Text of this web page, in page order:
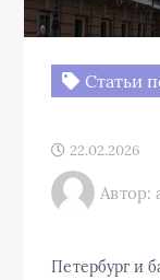
Статьи
22.02.2026
Автор:
Петербург и